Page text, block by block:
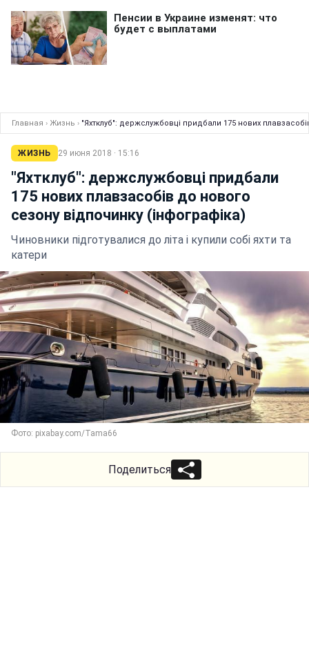
Главная › Жизнь › "Яхтклуб": держслужбовці придбали 175 нових
ЖИЗНЬ 29 июня 2018 · 15:16
"Яхтклуб": держслужбовці придбали
175 нових плавзасобів до нового
сезону відпочинку (інфографіка)
Чиновники підготувалися до літа і купили собі яхти та
катери
Фото: pixabay.com/Tama66
Поделиться